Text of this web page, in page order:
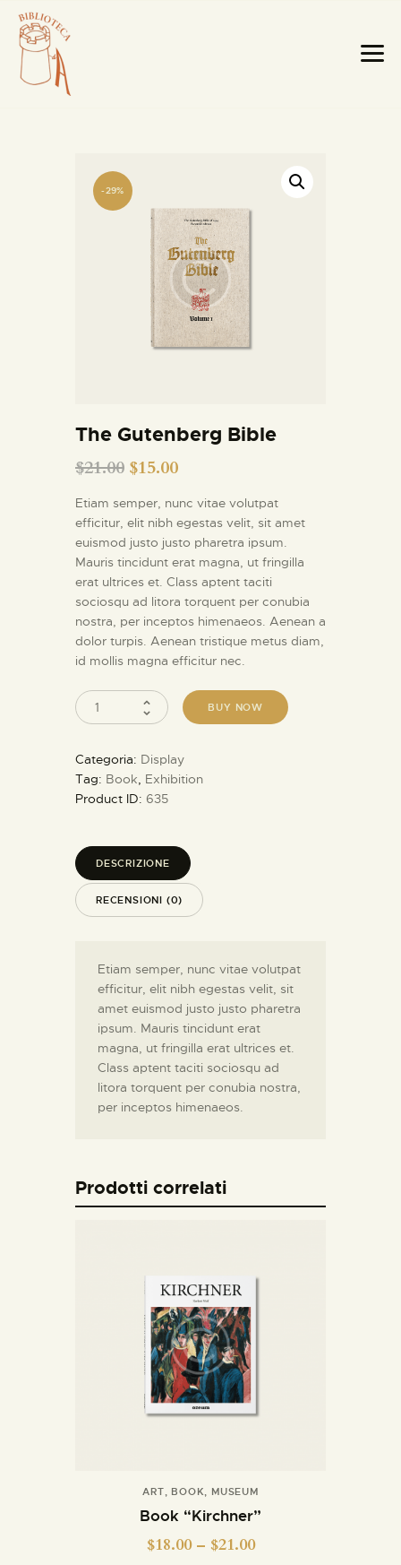
HOME PAGE
LA BIBLIOTECA
TESTI RARI
MOBILI E OGGETTI
MAPPE E CABREI
NOTIZIE ED EVENTI
CONTATTI
-29%
The Gutenberg Bible
$21.00 $15.00
Etiam semper, nunc vitae volutpat
efficitur, elit nibh egestas velit, sit amet
euismod justo justo pharetra ipsum.
Mauris tincidunt erat magna, ut fringilla
erat ultrices et. Class aptent taciti
sociosqu ad litora torquent per conubia
nostra, per inceptos himenaeos. Aenean a
dolor turpis. Aenean tristique metus diam,
id mollis magna efficitur nec.
BUY NOW
Categoria: Display
Tag: Book, Exhibition
Product ID: 635
DESCRIZIONE
RECENSIONI (0)
Etiam semper, nunc vitae volutpat
efficitur, elit nibh egestas velit, sit
amet euismod justo justo pharetra
ipsum. Mauris tincidunt erat
magna, ut fringilla erat ultrices et.
Class aptent taciti sociosqu ad
litora torquent per conubia nostra,
per inceptos himenaeos.
Prodotti correlati
ART, BOOK, MUSEUM
Book “Kirchner”
$18.00– $21.00